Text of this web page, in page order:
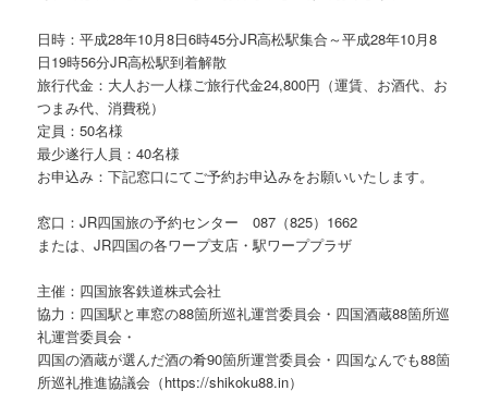
日時：平成28年10月8日6時45分JR高松駅集合～平成28年10月8
日19時56分JR高松駅到着解散
旅行代金：大人お一人様ご旅行代金24,800円（運賃、お酒代、お
つまみ代、消費税）
定員：50名様
最少遂行人員：40名様
お申込み：下記窓口にてご予約お申込みをお願いいたします。
窓口：JR四国旅の予約センター 087（825）1662
または、JR四国の各ワープ支店・駅ワーププラザ
主催：四国旅客鉄道株式会社
協力：四国駅と車窓の88箇所巡礼運営委員会・四国酒蔵88箇所巡
礼運営委員会・
四国の酒蔵が選んだ酒の肴90箇所運営委員会・四国なんでも88箇
所巡礼推進協議会（https://shikoku88.in）